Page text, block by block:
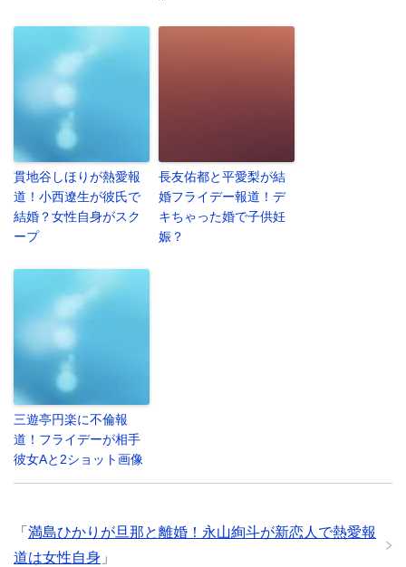
貫地谷しほりが熱愛報
道！小西遼生が彼氏で
結婚？女性自身がスク
ープ
長友佑都と平愛梨が結
婚フライデー報道！デ
キちゃった婚で子供妊
娠？
三遊亭円楽に不倫報
道！フライデーが相手
彼女Aと2ショット画像
「 満島ひかりが旦那と離婚！永山絢斗が新恋人で熱愛報
道は女性自身 」